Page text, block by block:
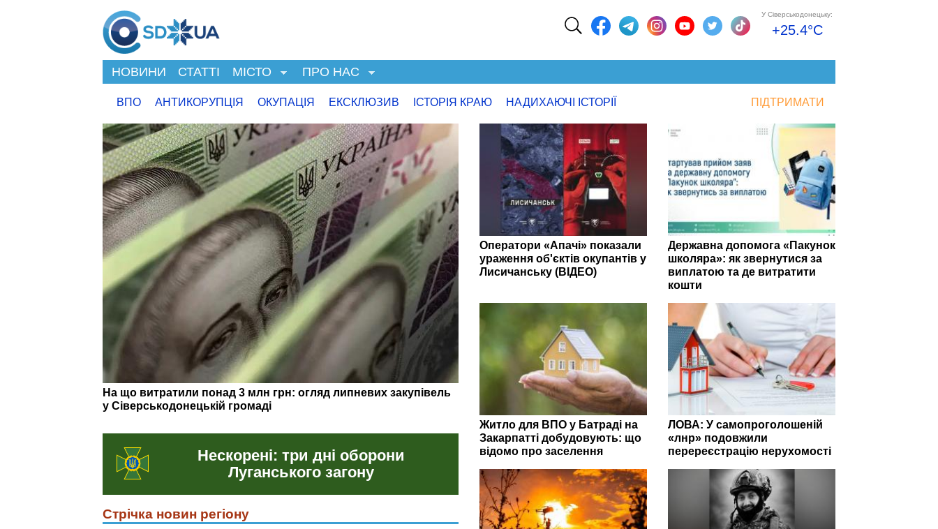
У Сіверськодонецьку:
+25.4°C
НОВИНИ СТАТТІ МІСТО ПРО НАС
ВПО АНТИКОРУПЦІЯ ОКУПАЦІЯ ЕКСКЛЮЗИВ ІСТОРІЯ КРАЮ НАДИХАЮЧІ ІСТОРІЇ ПІДТРИМАТИ
Керівники шкіл, «правоохоронці» та «депутати»: кого з жителів
Луганщини підозрюють у співпраці з рф
Оператори «Апачі» показали
ураження об'єктів окупантів у
Лисичанську (ВІДЕО)
Державна допомога «Пакунок
школяра»: як звернутися за
виплатою та де витратити
кошти
Житло для ВПО у Батраді на
Закарпатті добудовують: що
відомо про заселення
ЛОВА: У самопроголошеній
«лнр» подовжили
перереєстрацію нерухомості
Нескорені: три дні оборони
Луганського загону
Стрічка новин регіону